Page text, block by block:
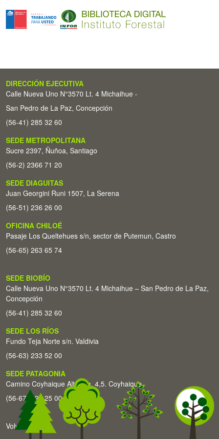
DIRECCIÓN EJECUTIVA
Calle Nueva Uno N°3570 Lt. 4 Michaihue -
San Pedro de La Paz, Concepción
(56-41) 285 32 60
SEDE METROPOLITANA
Sucre 2397, Ñuñoa, Santiago
(56-2) 2366 71 20
SEDE DIAGUITAS
Juan Georgini Runi 1507, La Serena
(56-51) 236 26 00
OFICINA CHILOÉ
Pasaje Los Queltehues s/n, sector de Putemun, Castro
(56-65) 263 65 74
SEDE BIOBÍO
Calle Nueva Uno N°3570 Lt. 4 Michaihue – San Pedro de La Paz,
Concepción
(56-41) 285 32 60
SEDE LOS RÍOS
Fundo Teja Norte s/n. Valdivia
(56-63) 233 52 00
SEDE PATAGONIA
Camino Coyhaique Alto Km. 4,5. Coyhaique
(56-67) 226 25 00
Volver arriba